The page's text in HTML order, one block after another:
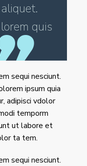
quis
sequi nesciunt.
ipsum quia
adipisci vdolor
temporm
ut labore et
ta tem.
sequi nesciunt.